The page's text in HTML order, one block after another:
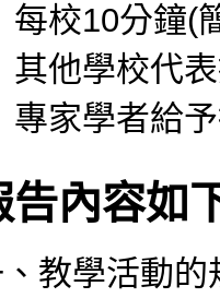
每校10分鐘(
其他學校代
專家學者給
告內容如
教學活動